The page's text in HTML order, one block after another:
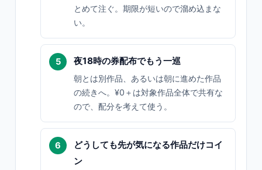
とめて注ぐ。期限が短いので溜め込まな
い。
夜18時の券配布でもう一巡
朝とは別作品、あるいは朝に進めた作品
の続きへ。¥0＋は対象作品全体で共有な
ので、配分を考えて使う。
どうしても先が気になる作品だけコイ
ン